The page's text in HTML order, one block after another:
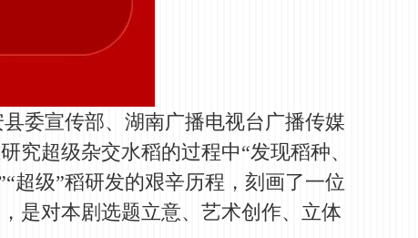
委宣传部、湖南广播电视台广播传媒
究超级杂交水稻的过程中“发现稻种、
超级”稻研发的艰辛历程，刻画了一位
是对本剧选题立意、艺术创作、立体